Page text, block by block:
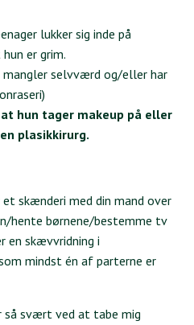
lukker sig inde på
er grim.
selvværd og/eller har
hun tager makeup på eller
plasikkirurg.
skænderi med din mand over
hente børnene/bestemme tv
en skævvridning i
mindst én af parterne er
så svært ved at tabe mig